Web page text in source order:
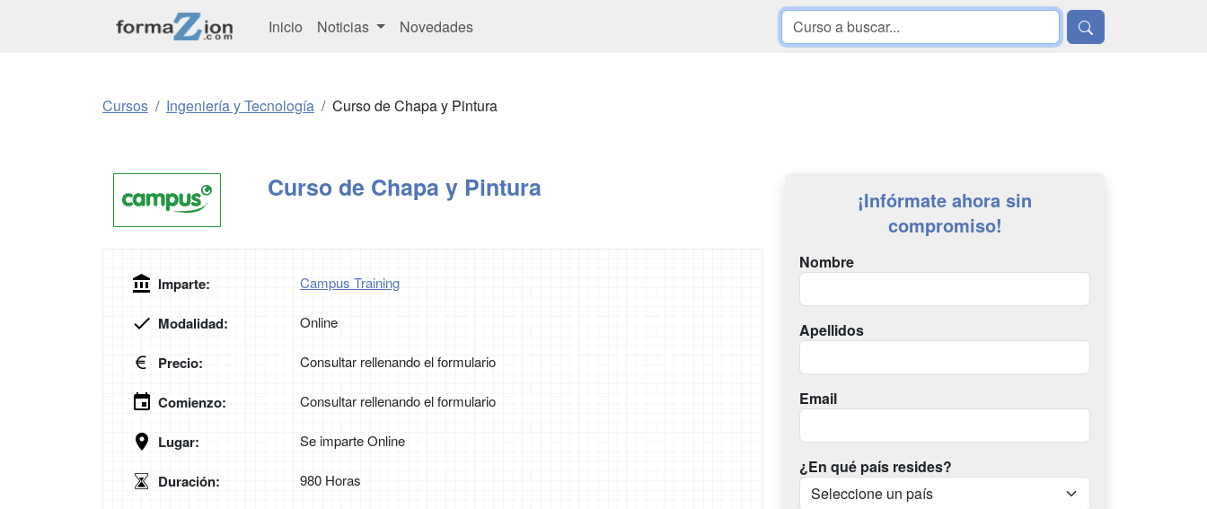
Inicio Noticias Novedades
Cursos Ingeniería y Tecnología Curso de Chapa y Pintura
Curso de Chapa y Pintura
Imparte: Campus Training
Modalidad: Online
Precio: Consultar rellenando el formulario
Comienzo: Consultar rellenando el formulario
Lugar: Se imparte Online
Duración: 980 Horas
¡Infórmate ahora sin
compromiso!
Nombre
Apellidos
Email
¿En qué país resides?